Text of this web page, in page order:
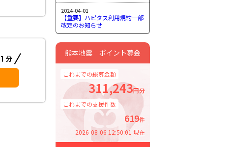
2024-04-01
【重要】ハピタス利用規約一部
改定のお知らせ
熊本地震 ポイント募金
これまでの総募金額
311,243円分
これまでの支援件数
619件
2026-08-06 12:50:01 現在